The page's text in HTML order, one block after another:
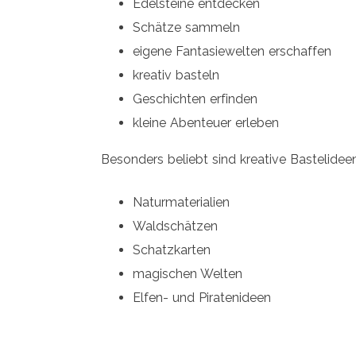
Edelsteine entdecken
Schätze sammeln
eigene Fantasiewelten erschaffen
kreativ basteln
Geschichten erfinden
kleine Abenteuer erleben
Besonders beliebt sind kreative
Naturmaterialien
Waldschätzen
Schatzkarten
magischen Welten
Elfen- und Piratenideen